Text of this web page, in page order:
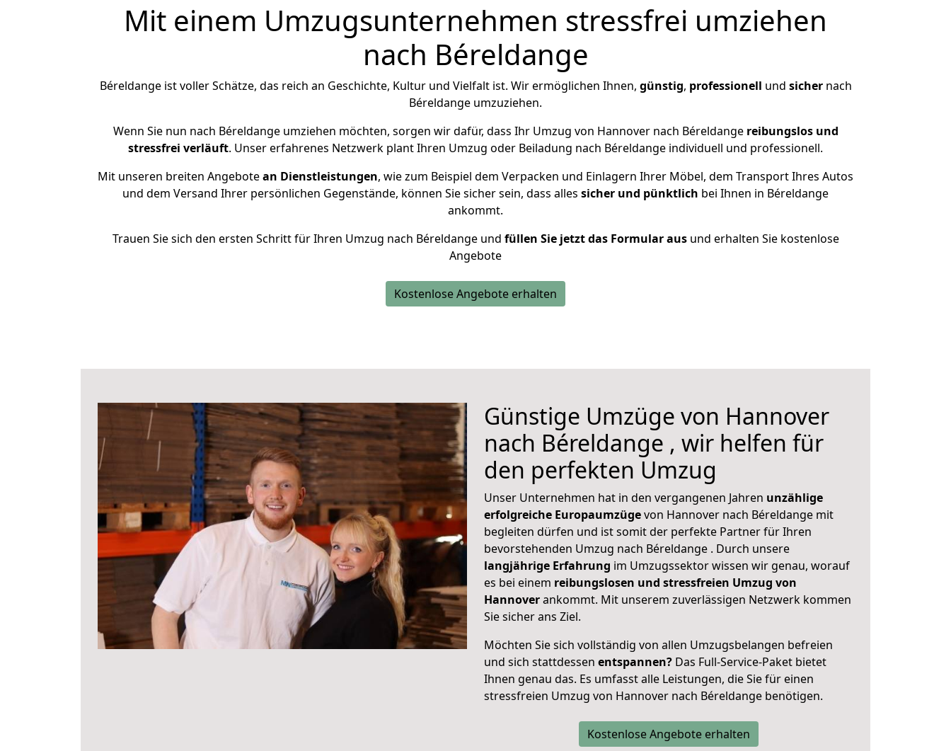
Mit einem Umzugsunternehmen stressfrei umziehen
nach Béreldange
Béreldange ist voller Schätze, das reich an Geschichte, Kultur und Vielfalt ist. Wir ermöglichen Ihnen, günstig, professionell und sichernach
Béreldange umzuziehen.
Wenn Sie nun nach Béreldange umziehen möchten, sorgen wir dafür, dass Ihr Umzug von Hannover nach Béreldange reibungslos und
stressfrei verläuft. Unser erfahrenes Netzwerk plant Ihren Umzug oder Beiladung nach Béreldange individuell und professionell.
Mit unseren breiten Angebotean Dienstleistungen, wie zum Beispiel dem Verpacken und Einlagern Ihrer Möbel, dem Transport Ihres Autos
und dem Versand Ihrer persönlichen Gegenstände, können Sie sicher sein, dass alles sicher und pünktlich bei Ihnen in Béreldange
ankommt.
Trauen Sie sich den ersten Schritt für Ihren Umzug nach Béreldange und füllen Sie jetzt das Formular ausund erhalten Sie kostenlose
Angebote
Kostenlose Angebote erhalten
Günstige Umzüge von Hannover
nach Béreldange , wir helfen für
den perfekten Umzug
Unser Unternehmen hat in den vergangenen Jahren unzählige
erfolgreiche Europaumzügevon Hannover nach Béreldange mit
begleiten dürfen und ist somit der perfekte Partner für Ihren
bevorstehenden Umzug nach Béreldange . Durch unsere
langjährige Erfahrung im Umzugssektor wissen wir genau, worauf
es bei einem reibungslosen und stressfreien Umzug von
Hannoverankommt. Mit unserem zuverlässigen Netzwerk kommen
Sie sicher ans Ziel.
Möchten Sie sich vollständig von allen Umzugsbelangen befreien
und sich stattdessen entspannen? Das Full-Service-Paket bietet
Ihnen genau das. Es umfasst alle Leistungen, die Sie für einen
stressfreien Umzug von Hannover nach Béreldange benötigen.
Kostenlose Angebote erhalten